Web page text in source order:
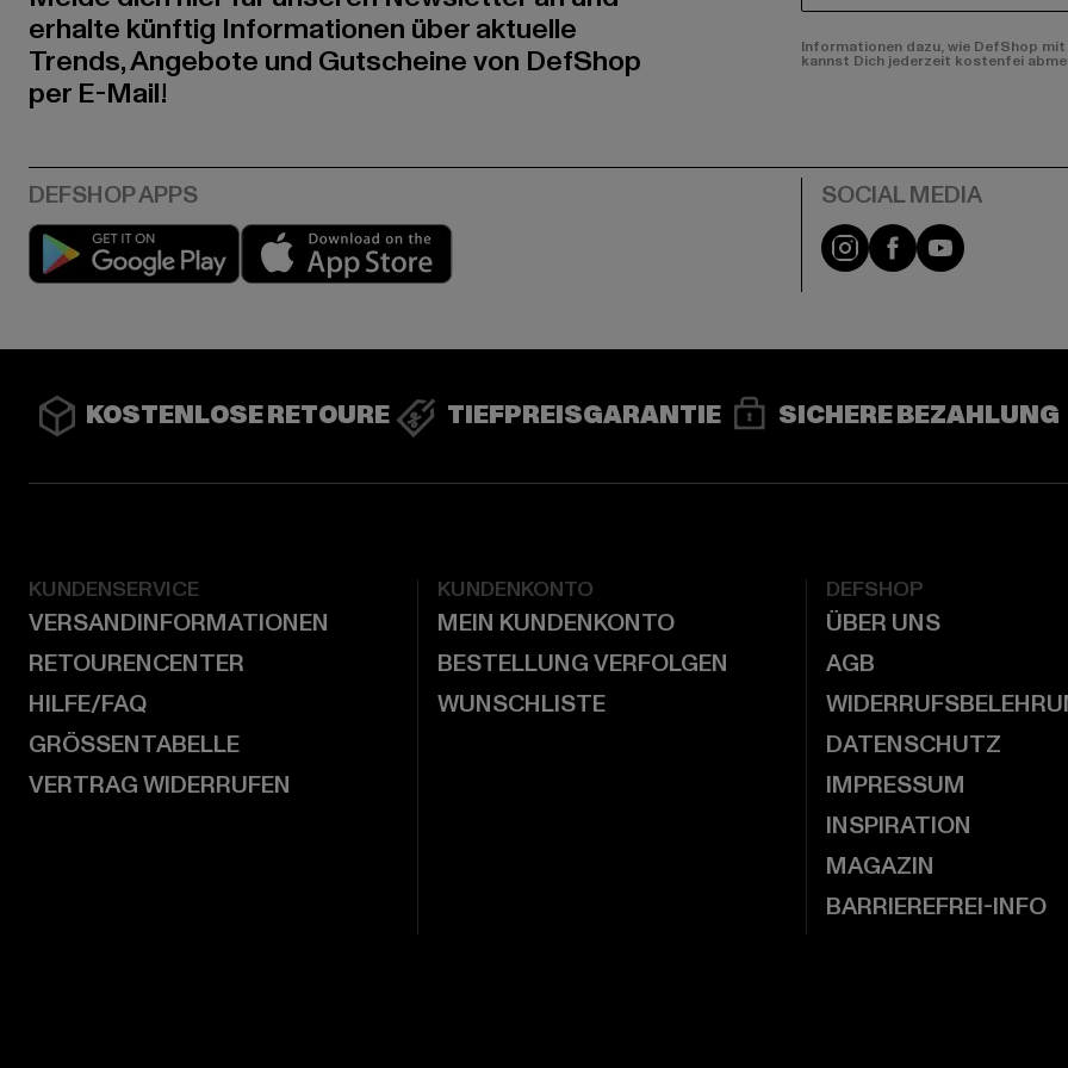
erhalte künftig Informationen über aktuelle
Trends, Angebote und Gutscheine von DefShop
per E-Mail!
Informationen dazu, wie DefShop
kannst Dich jederzeit kostenfei
Play market Instagram
FacebookYouTube
KOSTENLOSE RETOURE TIEFPREISGARANTIE SICHERE BEZAHLUNG
KUNDENSERVICE
VERSANDINFORMATIONEN
RETOURENCENTER
HILFE/FAQ
GRÖSSENTABELLE
VERTRAG WIDERRUFEN
KUNDENKONTO
MEIN KUNDENKONTO
BESTELLUNG VERFOLGEN
WUNSCHLISTE
DEFSHOP
ÜBER UNS
AGB
DATENSCHUTZ
IMPRESSUM
INSPIRATION
MAGAZIN
BARRIEREFREI-INFO